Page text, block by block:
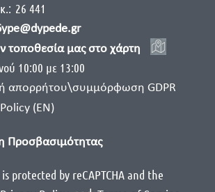
26 441
τοποθεσία μας στο χάρτη
10:00 με 13:00
απορρήτου\συμμόρφωση GDPR
(EN)
Προσβασιμότητας
protected by reCAPTCHA and the